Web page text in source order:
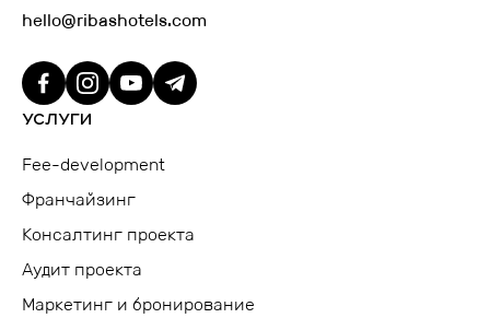
УСЛУГИ
Fee-development
Франчайзинг
Консалтинг проекта
Аудит проекта
Маркетинг и бронирование
hello@ribashotels.com